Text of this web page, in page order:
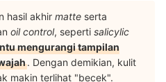
hasil akhir matte serta
oil control, seperti salicylic
mengurangi tampilan
. Dengan demikian, kulit
makin terlihat "becek".